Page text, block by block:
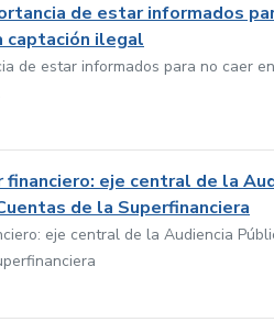
de estar informados
captación ilegal
de estar informados para no caer
eje central de la
de la Superfinanciera
eje central de la Audiencia